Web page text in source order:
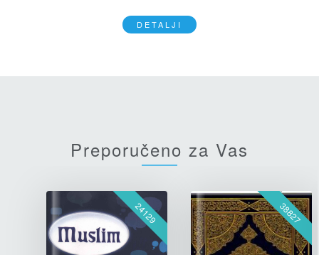
DETALJI
Preporučeno za Vas
24129 38827